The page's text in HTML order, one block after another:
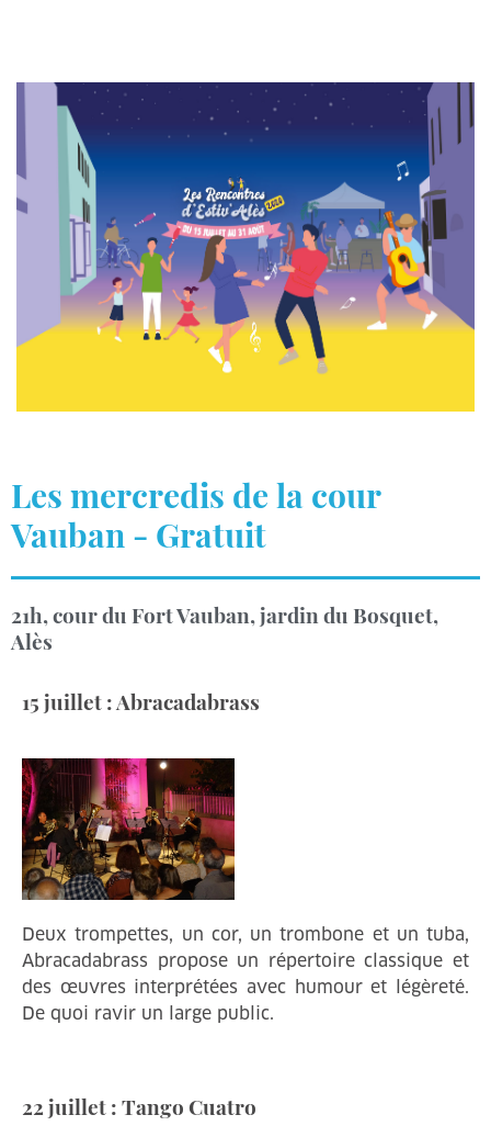
Les mercredis de la cour
Vauban - Gratuit
21h, cour du Fort Vauban, jardin du Bosquet,
Alès
15 juillet : Abracadabrass
Deux trompettes, un cor, un trombone et un tuba,
Abracadabrass propose un répertoire classique et
des œuvres interprétées avec humour et légèreté.
De quoi ravir un large public.
22 juillet : Tango Cuatro